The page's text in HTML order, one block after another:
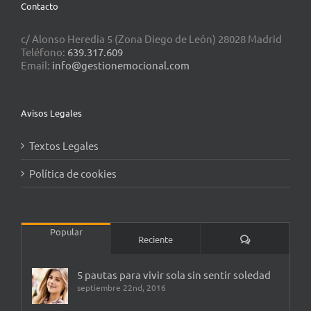
Contacto
c/ Alonso Heredia 5 (Zona Diego de León) 28028 Madrid
Teléfono: 639.317.609
Email: info@gestionemocional.com
Avisos Legales
Textos Legales
Política de cookies
Popular
Reciente Comentarios
5 pautas para vivir sola sin sentir soledad
septiembre 22nd, 2016